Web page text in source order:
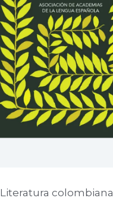
Literatura colombiana